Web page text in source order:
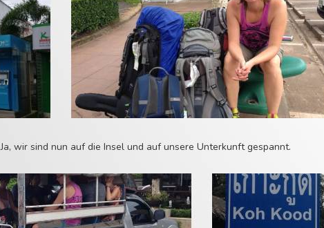
Ja, wir sind nun auf die Insel und auf unsere Unterkunft gespannt.